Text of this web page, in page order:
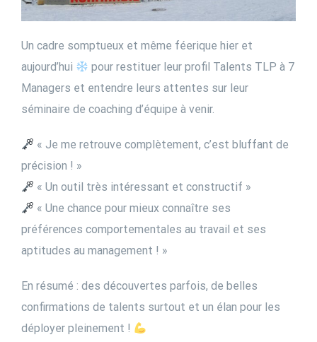
Un cadre somptueux et même féerique hier et
aujourd’hui
pour restituer leur profil Talents TLP à 7
Managers et entendre leurs attentes sur leur
séminaire de coaching d’équipe à venir.
« Je me retrouve complètement, c’est bluffant de
précision ! »
« Un outil très intéressant et constructif »
« Une chance pour mieux connaître ses
préférences comportementales au travail et ses
aptitudes au management ! »
En résumé : des découvertes parfois, de belles
confirmations de talents surtout et un élan pour les
déployer pleinement !